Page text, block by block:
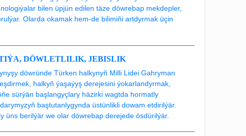
bilen üpjün edilen täze döwrebap mekdepler,
Olarda okamak hem-de bilimiňi artdyrmak üçin
DÖWLETLILIK, JEBISLIK
döwründe Türken halkynyň Milli Lidei Gahryman
halkyň ýaşaýyş derejesini ýokarlandyrmak,
sürýän başlangyçlary häzirki wagtda hormatly
baştutanlygynda üstünlikli dowam etdirilýär.
üns berilýär we olar döwrebap derejede ösdürilýär.